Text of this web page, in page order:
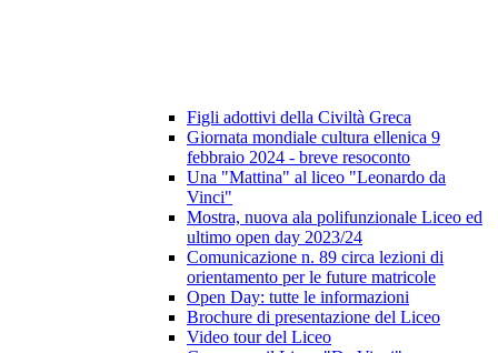
Figli adottivi della Civiltà Greca
Giornata mondiale cultura ellenica 9
febbraio 2024 - breve resoconto
Una "Mattina" al liceo "Leonardo da
Vinci"
Mostra, nuova ala polifunzionale Liceo ed
ultimo open day 2023/24
Comunicazione n. 89 circa lezioni di
orientamento per le future matricole
Open Day: tutte le informazioni
Brochure di presentazione del Liceo
Video tour del Liceo